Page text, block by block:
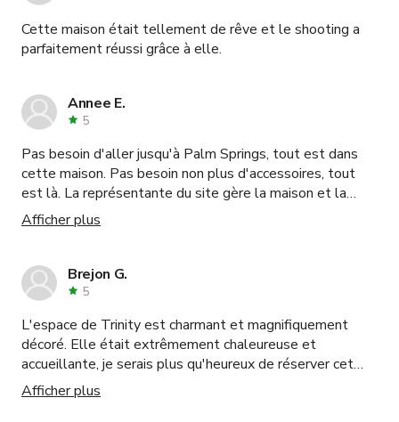
il était également très gentil et serviable et nous a
donné de bonnes idées pour la vidéo à l'intérieur du
vivement cet endroit. Si vous aimez l'esthétique
artistique et l'atmosphère de personnes merveilleuses,
Cette maison était tellement de rêve et le shooting a
parfaitement réussi grâce à elle.
Annee E.
5
Pas besoin d'aller jusqu'à Palm Springs, tout est dans
cette maison. Pas besoin non plus d'accessoires, tout
est là. La représentante du site gère la maison et la
connaît parfaitement. Le propriétaire était aussi présent
et nous a laissé faire notre travail. Facile à réserver,
Afficher plus
Brejon G.
5
L'espace de Trinity est charmant et magnifiquement
décoré. Elle était extrêmement chaleureuse et
accueillante, je serais plus qu'heureux de réserver cet
espace à nouveau.
Afficher plus